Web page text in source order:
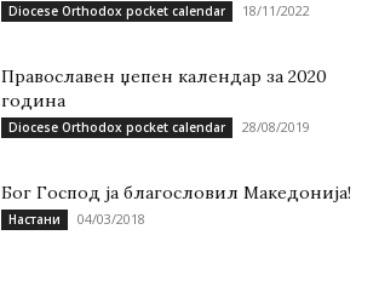
Diocese Orthodox pocket calendar 18/11/2022
Православен џепен календар за 2020
година
Diocese Orthodox pocket calendar 28/08/2019
Бог Господ ја благословил Македонија!
Настани 04/03/2018